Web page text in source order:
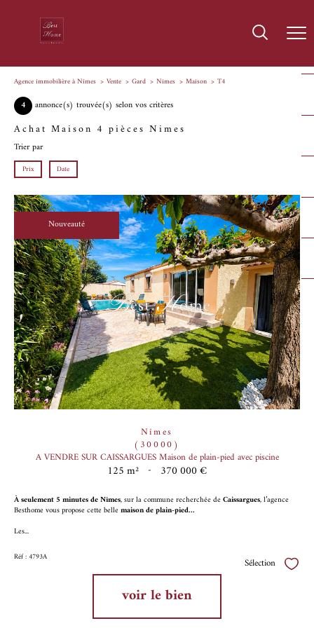
Agence immobilière à Nîmes Vente Gard Nimes Maison T4
4 annonce(s) trouvée(s) selon vos critères
Achat Maison 4 pièces Nimes
Trier par
Prix Date
Nouveauté
Nîmes
(30000)
A VENDRE SUR CAISSARGUES Maison de plain-pied avec piscine
125 m² - 370 000 €
À seulement 5 minutes de Nîmes, sur la commune recherchée de Caissargues, l’agence
Besthome vous propose cette belle maison de plain-pied...
Les...
Réf : 4793A Sélection
voir le bien